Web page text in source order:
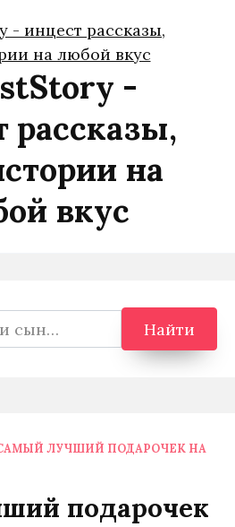
-
рассказы,
на
вкус
Найти
ЛУЧШИЙ ПОДАРОЧЕК НА
подарочек